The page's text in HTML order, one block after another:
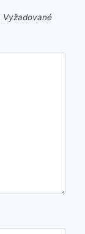
Vyžadované